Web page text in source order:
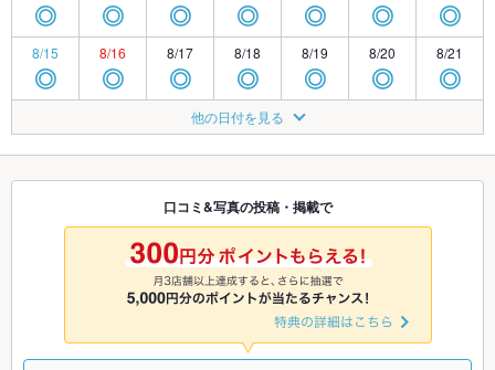
◎ ◎ ◎ ◎ ◎ ◎ ◎
8/15
◎
8/16
◎
8/17
◎
8/18
◎
8/19
◎
8/20
◎
8/21
◎
◎ ◎
8/24
◎
8/25
◎
8/26
◎ ◎ ◎
8/29 8/30 8/31
◎
9/1
◎
9/2
◎
9/3 9/4
9/7
◎ ◎ ◎ ◎
他の日付を見る
口コミ&写真の投稿・掲載で